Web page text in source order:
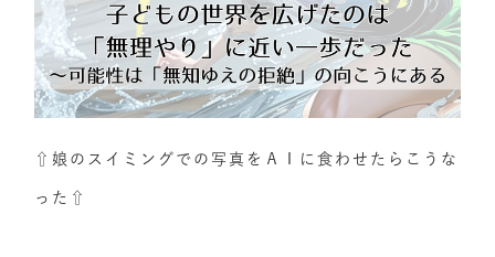
⇧娘のスイミングでの写真をＡＩに食わせたらこうな
った⇧